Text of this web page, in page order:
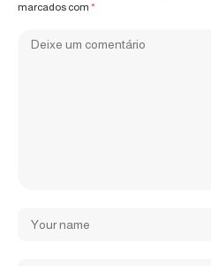
marcados com *